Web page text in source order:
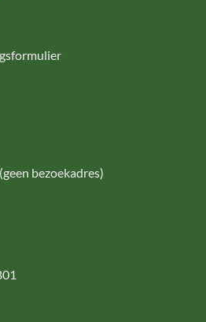
bezoekadres)